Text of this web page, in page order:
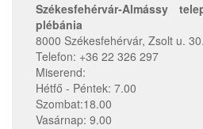
Székesfehérvár-Almássy
plébánia
8000 Székesfehérvár, Zsolt u. 30.
Telefon: +36 22 326 297
Miserend:
Hétfő - Péntek: 7.00
Szombat:18.00
Vasárnap: 9.00